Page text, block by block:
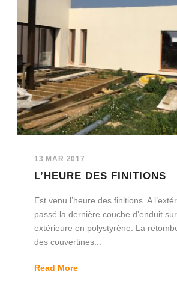
13 MAR 2017
L’HEURE DES FINITIONS
Est venu l’heure des finitions. A
passé la dernière couche d’enduit sur
extérieure en polystyrène. La
des couvertines...
Read More